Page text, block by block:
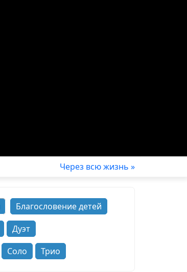
Через всю жизнь »
Благословение детей
Дуэт
Соло Трио